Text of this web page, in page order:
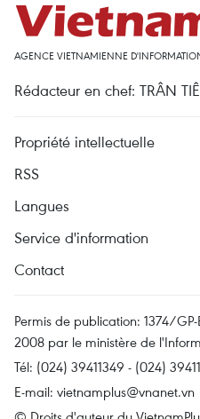
AGENCE VIETNAMIENNE
Rédacteur en chef: TRÂN
Propriété intellectuelle
RSS
Langues
Service d'information
Contact
Permis de publication: 1374/
2008 par le ministère de
Tél: (024) 39411349 - (024)
E-mail: vietnamplus@vnanet.vn